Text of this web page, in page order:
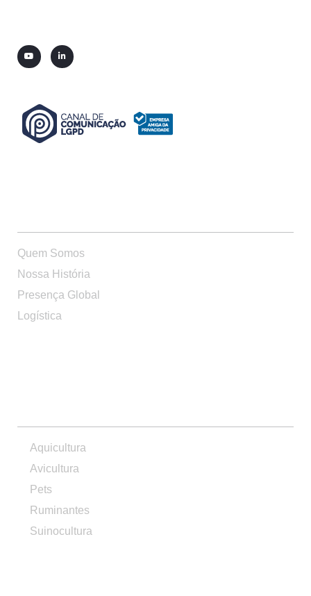
Quem Somos
Nossa História
Presença Global
Logística
Aquicultura
Avicultura
Pets
Ruminantes
Suinocultura